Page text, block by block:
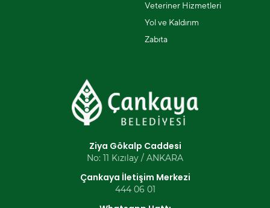
Veteriner Hizmetleri
Yol ve Kaldırım
Zabıta
Ziya Gökalp Caddesi
No: 11 Kızılay / ANKARA
Çankaya İletişim Merkezi
444 06 01